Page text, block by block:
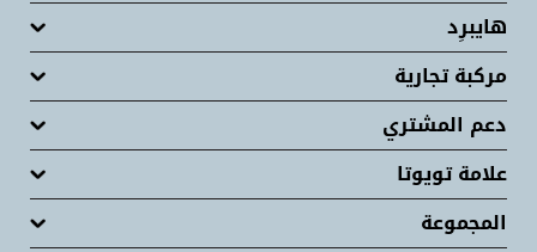
هايبرِد
مركبة تجارية
دعم المشتري
علامة تويوتا
المجموعة